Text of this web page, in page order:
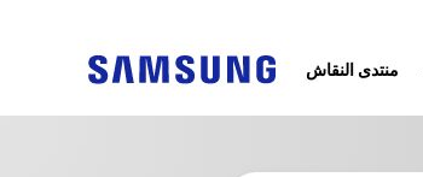
منتدى النقاش